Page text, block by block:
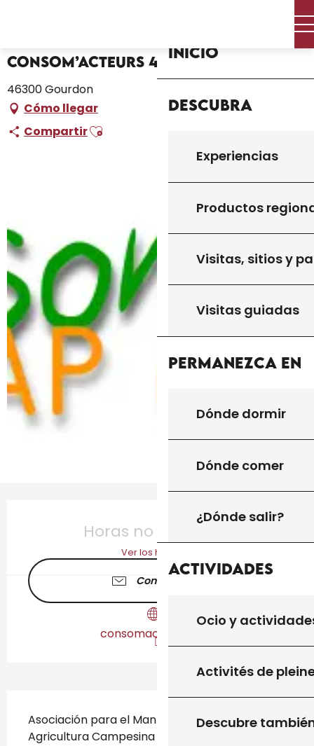
principal
Inicio
Descubra
Experiencias
Productos
Visitas, sitios y
Visitas guiadas
Permanezca en
Dónde dormir
Dónde comer
¿Dónde salir?
Actividades
Ocio y
Activités de
Descubre
Consom’acteurs 46
46300 Gourdon
Cómo llegar
CompartirAjouter aux favoris
Horarios y datos de contacto
Horas no resueltas
Ver los horarios
Contáctenos
consomacteurs46.fr
Asociación para el Mantenimiento de la
Agricultura Campesina (A.M.A.P.)